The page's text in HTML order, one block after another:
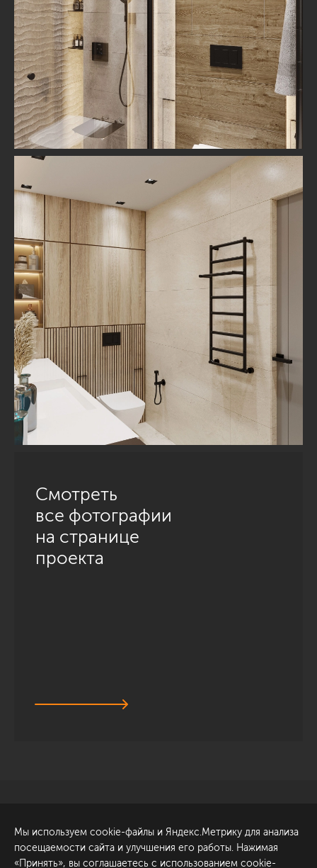
Смотреть
все фотографии
на странице
проекта
Обсудить проект
ул. Академика Павлова, 6
к1
Мы используем cookie-файлы и Яндекс.Метрику для анализа
посещаемости сайта и улучшения его работы. Нажимая
«Принять», вы соглашаетесь с использованием cookie-